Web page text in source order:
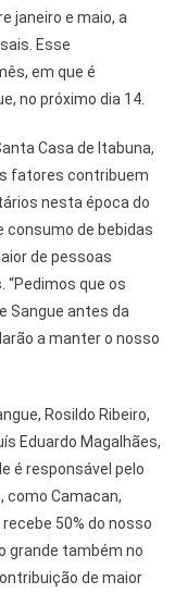
janeiro e maio, a
Esse
em que é
no próximo dia 14.
Casa de Itabuna,
fatores contribuem
nesta época do
consumo de bebidas
de pessoas
que os
Sangue antes da
a manter o nosso
Rosildo Ribeiro,
Eduardo Magalhães,
é responsável pelo
Camacan,
50% do nosso
grande também no
de maior